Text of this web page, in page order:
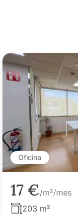
Oficina
17 €/m²/mes
203 m²